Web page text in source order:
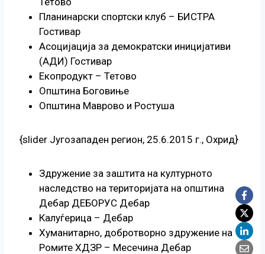
Планинарски спортски клуб – БИСТРА
Гостивар
Асоцијација за демократски иницијативи
(АДИ) Гостивар
Екопродукт – Тетово
Општина Боговиње
Општина Маврово и Ростуша
{slider Југозападен регион, 25.6.2015 г., Охрид}
Здружение за заштита на културното
наследство на територијата на општина
Дебар ДЕБОРУС Дебар
Калуѓерица – Дебар
Хуманитарно, добротворно здружение на
Ромите ХДЗР – Месечина Дебар